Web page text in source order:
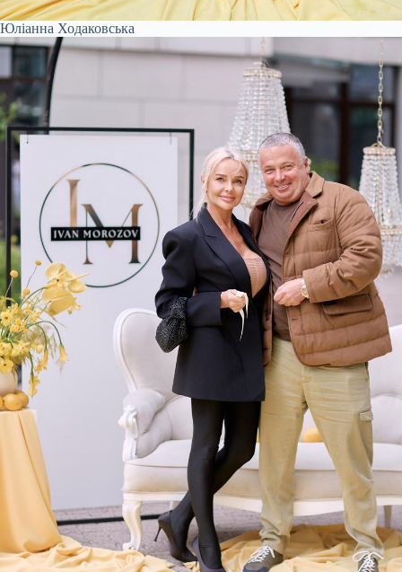
Юліанна Ходаковська